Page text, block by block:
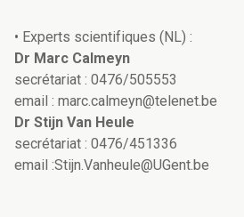
• Experts scientifiques (NL) :
Dr Marc Calmeyn
secrétariat : 0476/505553
email : marc.calmeyn@telenet.be
Dr Stijn Van Heule
secrétariat : 0476/451336
email :Stijn.Vanheule@UGent.be